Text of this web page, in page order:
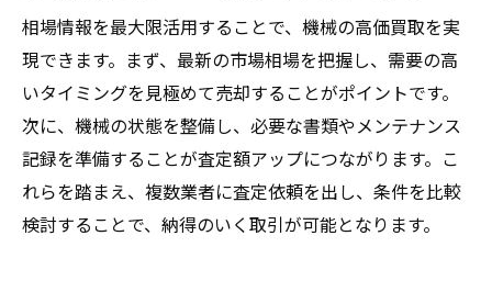
相場情報を最大限活用することで、機械の高価買取を実
現できます。まず、最新の市場相場を把握し、需要の高
いタイミングを見極めて売却することがポイントです。
次に、機械の状態を整備し、必要な書類やメンテナンス
記録を準備することが査定額アップにつながります。こ
れらを踏まえ、複数業者に査定依頼を出し、条件を比較
検討することで、納得のいく取引が可能となります。